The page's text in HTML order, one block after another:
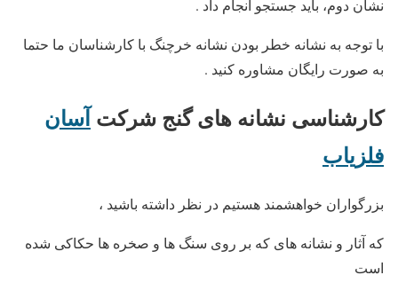
نشان دوم، باید جستجو انجام داد .
با توجه به نشانه خطر بودن نشانه خرچنگ با کارشناسان ما حتما
به صورت رایگان مشاوره کنید .
کارشناسی نشانه های گنج شرکتآسان
فلزیاب
بزرگواران خواهشمند هستیم در نظر داشته باشید ،
که آثار و نشانه های که بر روی سنگ ها و صخره ها حکاکی شده
است